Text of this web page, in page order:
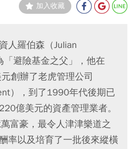
加入收藏
人羅伯森（Julian
「避險基金之父」，他在
創辦了老虎管理公司
），到了1990年代後期已
億美元的資產管理業者。
富豪，最令人津津樂道之
率以及培育了一批後來縱橫